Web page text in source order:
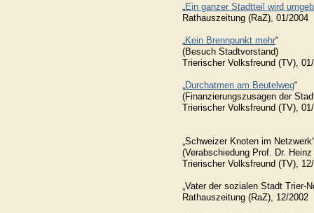
Ein ganzer Stadtteil wird
Rathauszeitung (RaZ), 01/2004
Kein Brennpunkt mehr“
(Besuch Stadtvorstand)
Trierischer Volksfreund (TV),
Durchatmen am Beutelweg“
(Finanzierungszusagen der
Trierischer Volksfreund (TV),
„Schweizer Knoten im Netzwerk“
(Verabschiedung Prof. Dr.
Trierischer Volksfreund (TV),
„Vater der sozialen Stadt Trier-
Rathauszeitung (RaZ), 12/2002